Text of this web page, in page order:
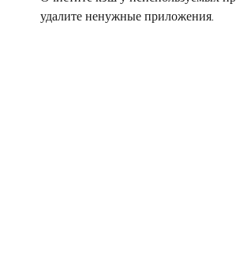
удалите ненужные приложения.